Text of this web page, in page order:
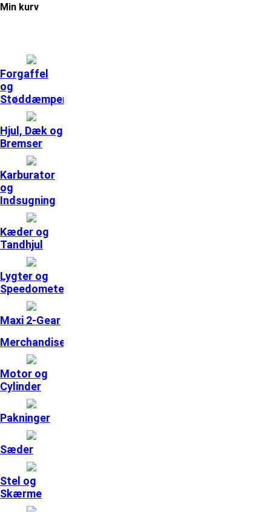
Min kurv
Forgaffel
og
Støddæmpere
Hjul, Dæk og
Bremser
Karburator
og
Indsugning
Kæder og
Tandhjul
Lygter og
Speedometer
Maxi 2-Gear
Merchandise
Motor og
Cylinder
Pakninger
Sæder
Stel og
Skærme